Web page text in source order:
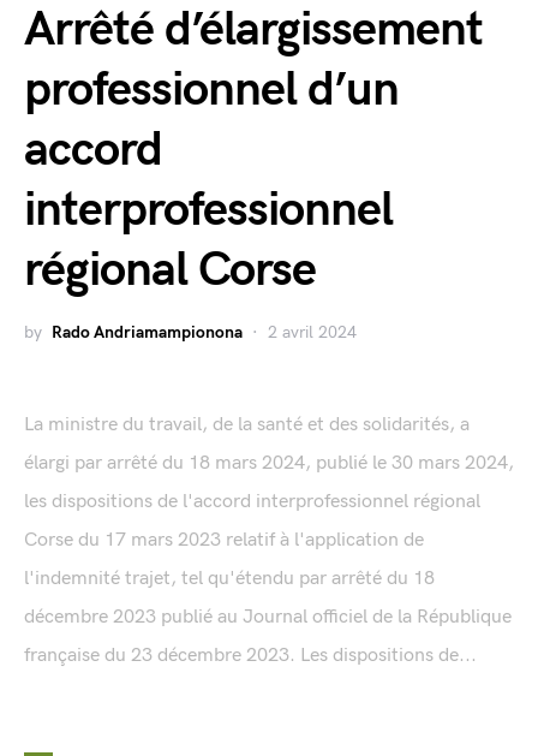
Arrêté d’élargissement
professionnel d’un
accord
interprofessionnel
régional Corse
by Rado Andriamampionona 2 avril 2024
La ministre du travail, de la santé et des solidarités, a
élargi par arrêté du 18 mars 2024, publié le 30 mars 2024,
les dispositions de l'accord interprofessionnel régional
Corse du 17 mars 2023 relatif à l'application de
l'indemnité trajet, tel qu'étendu par arrêté du 18
décembre 2023 publié au Journal officiel de la République
française du 23 décembre 2023. Les dispositions de...